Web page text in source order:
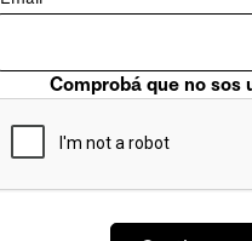
Comprobá que no sos